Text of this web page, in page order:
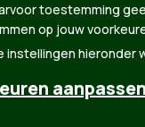
Groen 2026 |
toestemming
op jouw
instellingen hieronder
aanpassen